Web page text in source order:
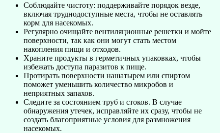
Соблюдайте чистоту: поддерживайте порядок везде,
включая труднодоступные места, чтобы не оставлять
корм для насекомых.
Регулярно очищайте вентиляционные решетки и мойте
поверхности, так как они могут стать местом
накопления пищи и отходов.
Храните продукты в герметичных упаковках, чтобы
избежать доступа паразитов к пище.
Протирать поверхности нашатырем или спиртом
поможет уменьшить количество микробов и
неприятных запахов.
Следите за состоянием труб и стоков. В случае
обнаружения утечек, исправляйте их сразу, чтобы не
создать благоприятные условия для размножения
насекомых.